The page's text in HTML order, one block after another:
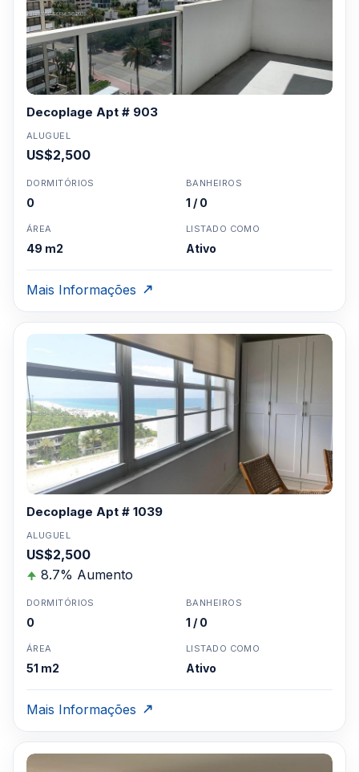
Decoplage Apt # 903
ALUGUEL
US$2,500
DORMITÓRIOS
0
BANHEIROS
1 / 0
ÁREA
49 m2
LISTADO COMO
Ativo
Mais Informações
Decoplage Apt # 1039
ALUGUEL
US$2,500
8.7% Aumento
DORMITÓRIOS
0
BANHEIROS
1 / 0
ÁREA
51 m2
LISTADO COMO
Ativo
Mais Informações